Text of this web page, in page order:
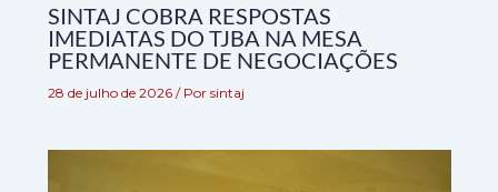
SINTAJ COBRA RESPOSTAS
IMEDIATAS DO TJBA NA MESA
PERMANENTE DE NEGOCIAÇÕES
28 de julho de 2026 / Por sintaj